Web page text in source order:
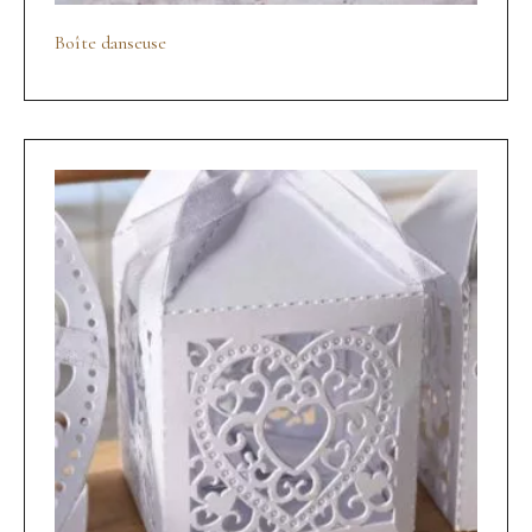
Boîte danseuse